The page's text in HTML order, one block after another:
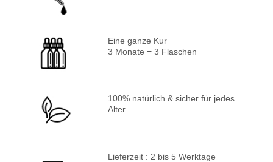
Eine ganze Kur
3 Monate = 3 Flaschen
100% natürlich & sicher für jedes
Alter
Lieferzeit : 2 bis 5 Werktage